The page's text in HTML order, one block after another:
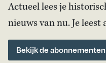
Actueel lees je
nieuws van nu. Je
Bekijk de abonnementen